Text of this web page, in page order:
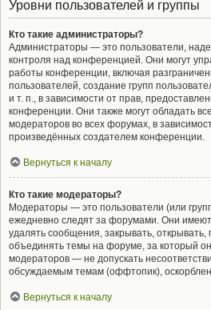
Уровни пользователей и группы
Кто такие администраторы?
Администраторы — это пользователи,
контроля над конференцией. Они могут
работы конференции, включая
пользователей, создание групп
и т. п., в зависимости от прав,
конференции. Они также могут обладать
модераторов во всех форумах, в
произведённых создателем конференции.
Вернуться к началу
Кто такие модераторы?
Модераторы — это пользователи (или
ежедневно следят за форумами. Они
удалять сообщения, закрывать,
объединять темы на форуме, за который
модераторов — не допускать
обсуждаемым темам (оффтопик),
Вернуться к началу